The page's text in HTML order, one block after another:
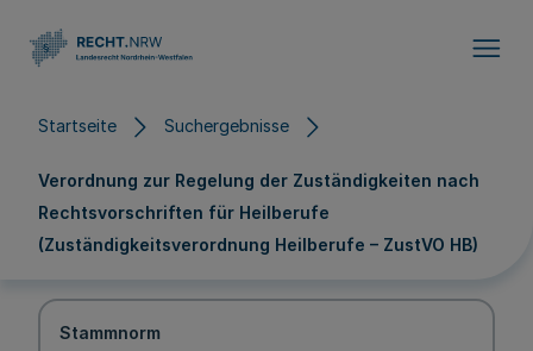
Startseite Suchergebnisse
Verordnung zur Regelung der Zuständigkeiten nach
Rechtsvorschriften für Heilberufe
(Zuständigkeitsverordnung Heilberufe – ZustVO HB)
Stammnorm